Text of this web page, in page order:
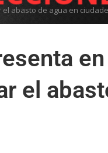
abasto de agua en
en
el